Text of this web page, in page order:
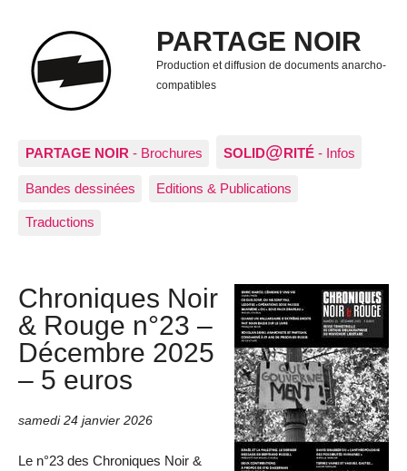
PARTAGE NOIR
Production et diffusion de documents anarcho-
compatibles
PARTAGE NOIR - Brochures SOLID@RITÉ - Infos
Bandes dessinées Editions & Publications
Traductions
Chroniques Noir
& Rouge n°23 –
Décembre 2025
– 5 euros
samedi 24 janvier 2026
Le n°23 des Chroniques Noir &